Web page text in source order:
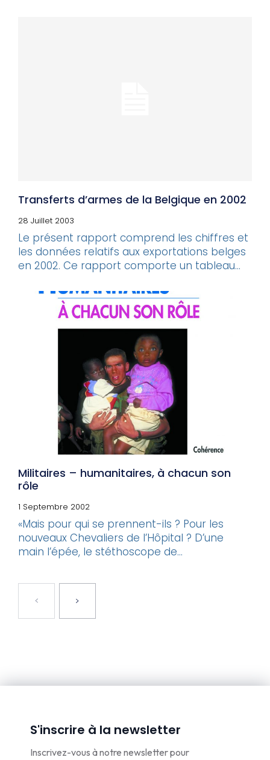
Transferts d’armes de la Belgique en 2002
28 Juillet 2003
Le présent rapport comprend les chiffres et
les données relatifs aux exportations belges
en 2002. Ce rapport comporte un tableau...
Militaires – humanitaires, à chacun son
rôle
1 Septembre 2002
«Mais pour qui se prennent-ils ? Pour les
nouveaux Chevaliers de l’Hôpital ? D’une
main l’épée, le stéthoscope de...
S'inscrire à la newsletter
Inscrivez-vous à notre newsletter pour